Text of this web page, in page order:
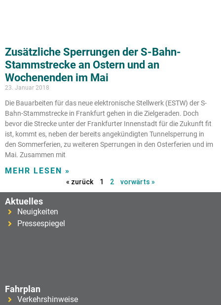
Zusätzliche Sperrungen der S-Bahn-
Stammstrecke an Ostern und an
Wochenenden im Mai
23. Januar 2018
Die Bauarbeiten für das neue elektronische Stellwerk (ESTW) der S-
Bahn-Stammstrecke in Frankfurt gehen in die Zielgeraden. Doch
bevor die Strecke unter der Frankfurter Innenstadt für die Zukunft fit
ist, kommt es, neben der bereits angekündigten Tunnelsperrung in
den Sommerferien, zu weiteren Sperrungen in den Osterferien und im
Mai. Zusammen mit
MEHR LESEN »
« zurück 1 2 vorwärts »
Aktuelles
Neuigkeiten
Pressespiegel
Fahrplan
Verkehrshinweise